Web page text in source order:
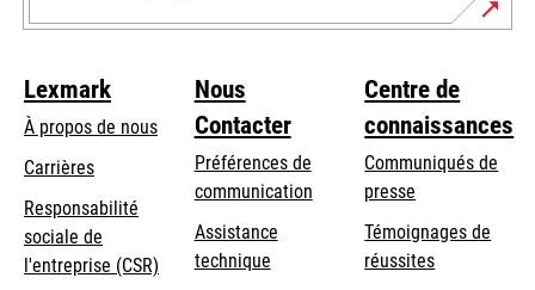
Lexmark
À propos de nous
Carrières
s’ouvre
dans
un
Responsabilité
sociale de
l'entreprise (CSR) s’ouvre
Nous
Contacter
Préférences de
communication
s’ouvre
dans
Assistance
techniques’ouvre
Centre de
connaissances
Communiqués de
presse
Témoignages de
réussites